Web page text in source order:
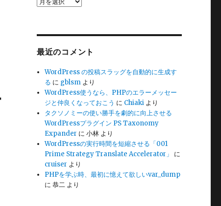
最近のコメント
WordPress の投稿スラッグを自動的に生成す
る に gblsm より
WordPress使うなら、PHPのエラーメッセー
ジと仲良くなっておこう に Chiaki より
タクソノミーの使い勝手を劇的に向上させる
WordPressプラグイン PS Taxonomy
Expander に小林 より
WordPressの実行時間を短縮させる「001
Prime Strategy Translate Accelerator」
に
cruiser より
PHPを学ぶ時、最初に憶えて欲しいvar_dump
に恭二 より